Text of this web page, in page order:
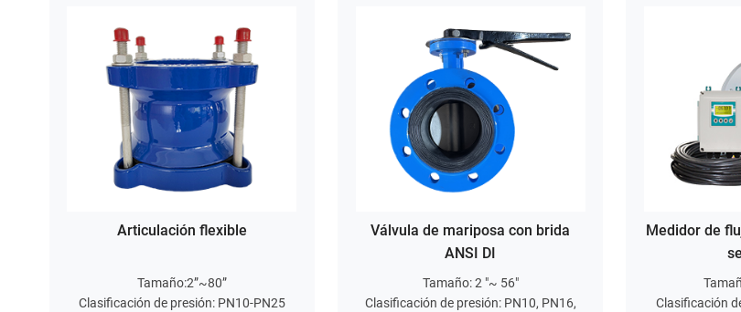
Articulación flexible
Tamaño:2”~80”
Clasificación de presión: PN10-PN25
Válvula de mariposa con brida
ANSI DI
Tamaño: 2 "~ 56"
Clasificación de presión: PN10, PN16,
Medidor de
Clasificación